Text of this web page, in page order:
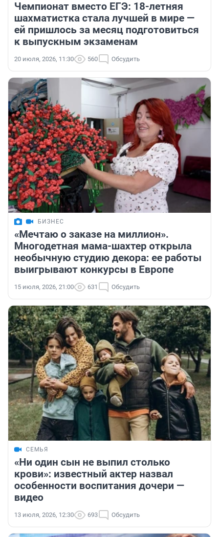
Чемпионат вместо ЕГЭ: 18-летняя
шахматистка стала лучшей в мире —
ей пришлось за месяц подготовиться
к выпускным экзаменам
20 июля, 2026, 11:30 560 Обсудить
БИЗНЕС
«Мечтаю о заказе на миллион».
Многодетная мама-шахтер открыла
необычную студию декора: ее работы
выигрывают конкурсы в Европе
15 июля, 2026, 21:00 631 Обсудить
СЕМЬЯ
«Ни один сын не выпил столько
крови»: известный актер назвал
особенности воспитания дочери —
видео
13 июля, 2026, 12:30 693 Обсудить